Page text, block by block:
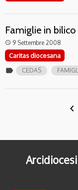
Famiglie in bilico
access_time 9 Settembre 2008
Caritas diocesana
label CEDAS
navigate_before